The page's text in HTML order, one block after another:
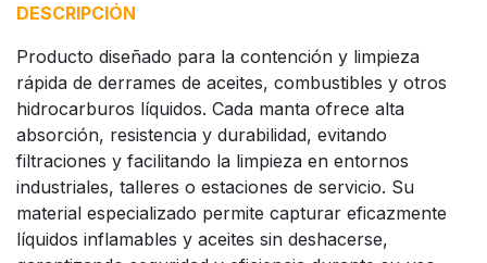
DESCRIPCIÓN
Producto diseñado para la contención y limpieza
rápida de derrames de aceites, combustibles y otros
hidrocarburos líquidos. Cada manta ofrece alta
absorción, resistencia y durabilidad, evitando
filtraciones y facilitando la limpieza en entornos
industriales, talleres o estaciones de servicio. Su
material especializado permite capturar eficazmente
líquidos inflamables y aceites sin deshacerse,